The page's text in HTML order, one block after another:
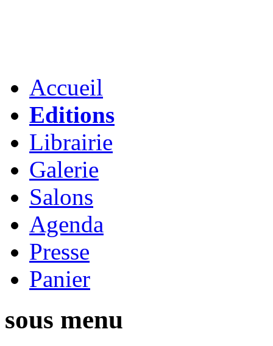
Accueil
Editions
Librairie
Galerie
Salons
Agenda
Presse
Panier
sous menu